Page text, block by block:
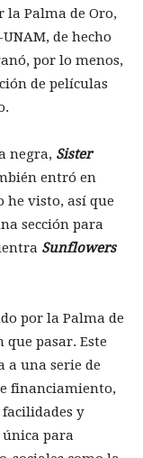
la Palma de Oro,
de hecho
por lo menos,
de películas
negra, Sister
entró en
he visto, así que
sección para
Sunflowers
por la Palma de
pasar. Este
a una serie de
financiamiento,
y
para